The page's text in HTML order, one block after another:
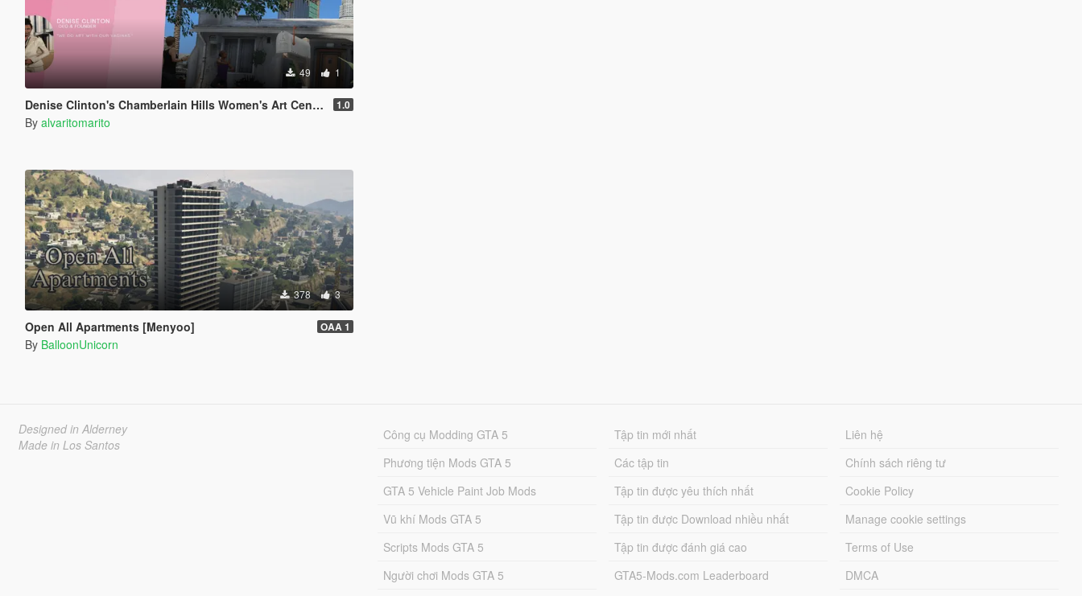
49 1
Denise Clinton's Chamberlain Hills Women's Art Center 1.0
By alvaritomarito
378 3
Open All Apartments [Menyoo] OAA 1
By BalloonUnicorn
Designed in Alderney
Made in Los Santos
Công cụ Modding GTA 5
Phương tiện Mods GTA 5
GTA 5 Vehicle Paint Job Mods
Vũ khí Mods GTA 5
Scripts Mods GTA 5
Người chơi Mods GTA 5
Tập tin mới nhất
Các tập tin
Tập tin được yêu thích nhất
Tập tin được Download nhiều nhất
Tập tin được đánh giá cao
GTA5-Mods.com Leaderboard
Liên hệ
Chính sách riêng tư
Cookie Policy
Manage cookie settings
Terms of Use
DMCA